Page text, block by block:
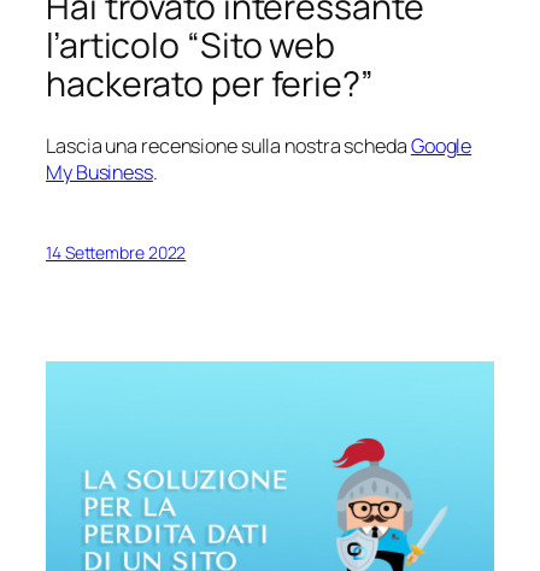
l’articolo “Sito web
hackerato per ferie?”
Lascia una recensione sulla nostra schedaGoogle
My Business.
14 Settembre 2022